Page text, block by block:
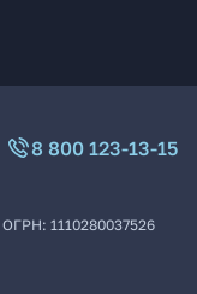
8 800 123-13-15
ОГРН: 1110280037526